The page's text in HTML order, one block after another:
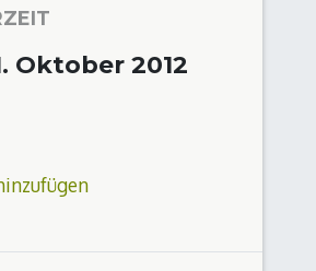
Oktober 2012